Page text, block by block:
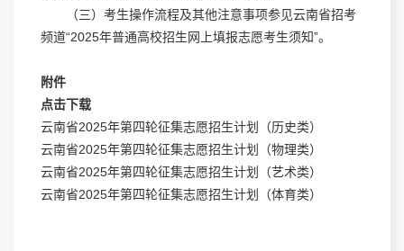
（三）考生操作流程及其他注意事项参见云南省招考
频道“2025年普通高校招生网上填报志愿考生须知”。
附件
点击下载
云南省2025年第四轮征集志愿招生计划（历史类）
云南省2025年第四轮征集志愿招生计划（物理类）
云南省2025年第四轮征集志愿招生计划（艺术类）
云南省2025年第四轮征集志愿招生计划（体育类）